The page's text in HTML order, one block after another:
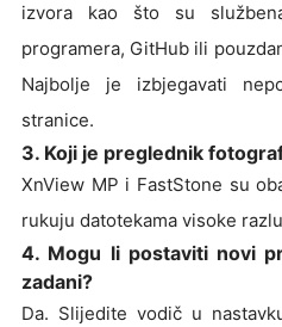
izvora kao što su
programera, GitHub ili
Najbolje je izbjegavati
stranice.
3. Koji je preglednik
XnView MP i FastStone su
rukuju datotekama visoke
4. Mogu li postaviti novi
zadani?
Da. Slijedite vodič u